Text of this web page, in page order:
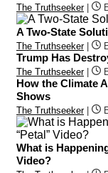
The Truthseeker|
A Two-State
The Truthseeker|
Trump Has
The Truthseeker|
How the Climate
Shows
The Truthseeker|
What is
Video?